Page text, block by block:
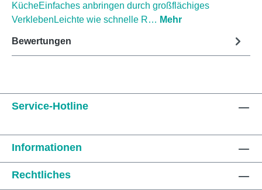
KücheEinfaches anbringen durch großflächiges
VerklebenLeichte wie schnelle R… Mehr
Bewertungen
Service-Hotline
Informationen
Rechtliches